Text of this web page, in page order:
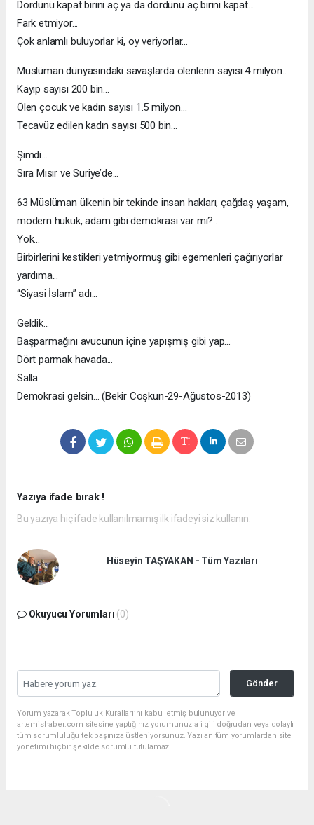
Dördünü kapat birini aç ya da dördünü aç birini kapat...
Fark etmiyor...
Çok anlamlı buluyorlar ki, oy veriyorlar...
Müslüman dünyasındaki savaşlarda ölenlerin sayısı 4 milyon...
Kayıp sayısı 200 bin...
Ölen çocuk ve kadın sayısı 1.5 milyon...
Tecavüz edilen kadın sayısı 500 bin...
Şimdi...
Sıra Mısır ve Suriye’de...
63 Müslüman ülkenin bir tekinde insan hakları, çağdaş yaşam,
modern hukuk, adam gibi demokrasi var mı?..
Yok...
Birbirlerini kestikleri yetmiyormuş gibi egemenleri çağırıyorlar
yardıma...
“Siyasi İslam” adı...
Geldik...
Başparmağını avucunun içine yapışmış gibi yap...
Dört parmak havada...
Salla...
Demokrasi gelsin... (Bekir Coşkun-29-Ağustos-2013)
Yazıya ifade bırak !
Bu yazıya hiç ifade kullanılmamış ilk ifadeyi siz kullanın.
Hüseyin TAŞYAKAN - Tüm Yazıları
Okuyucu Yorumları (0)
Gönder
Yorum yazarak Topluluk Kuralları’nı kabul etmiş bulunuyor ve
artemishaber.com sitesine yaptığınız yorumunuzla ilgili doğrudan veya dolaylı
tüm sorumluluğu tek başınıza üstleniyorsunuz. Yazılan tüm yorumlardan site
yönetimi hiçbir şekilde sorumlu tutulamaz.